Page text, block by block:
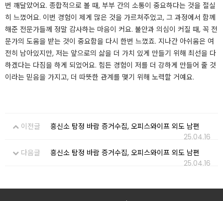
번 깨달았어요. ​종합적으로 볼 때, 부부 간의 소통이 중요하다는 것을 절실
히 느꼈어요. 이번 경험이 제게 많은 것을 가르쳐주었고, 그 과정에서 함께
해준 전문가들께 정말 감사하는 마음이 커요. 불안과 의심이 커질 때, 꼭 전
문가의 도움을 받는 것이 중요함을 다시 한번 느꼈죠. 지나간 아쉬움은 여
전히 남아있지만, 저는 앞으로의 삶을 더 가치 있게 만들기 위해 최선을 다
하겠다는 다짐을 하게 되었어요. 힘든 경험이 저를 더 강하게 만들어 줄 것
이라는 믿음을 가지고, 더 따뜻한 관계를 맺기 위해 노력할 거예요.
이전글
흥신소 탐정 바람 증거수집, 오피스와이프 외도 남편
25.04.16
다음글
흥신소 탐정 바람 증거수집, 오피스와이프 외도 남편
25.04.16